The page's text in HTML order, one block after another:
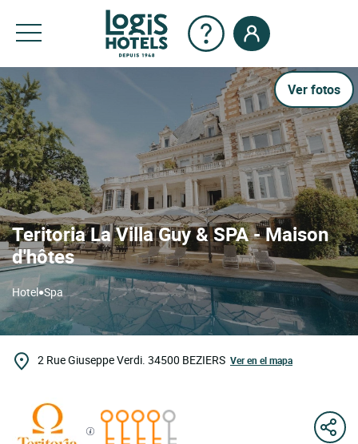
Ver fotos
Teritoria La Villa Guy & SPA - Maison
d'hôtes
Hotel•Spa
2 Rue Giuseppe Verdi. 34500 BEZIERS Ver en el mapa